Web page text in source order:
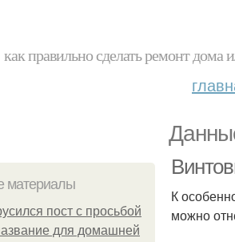
как правильно сделать ремонт дома
материалы
пост с просьбой
для домашней
К
можно